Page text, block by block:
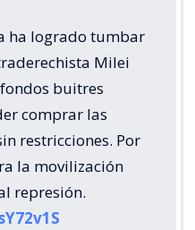
ha logrado tumbar
Milei
buitres
comprar las
restricciones. Por
la movilización
represión.